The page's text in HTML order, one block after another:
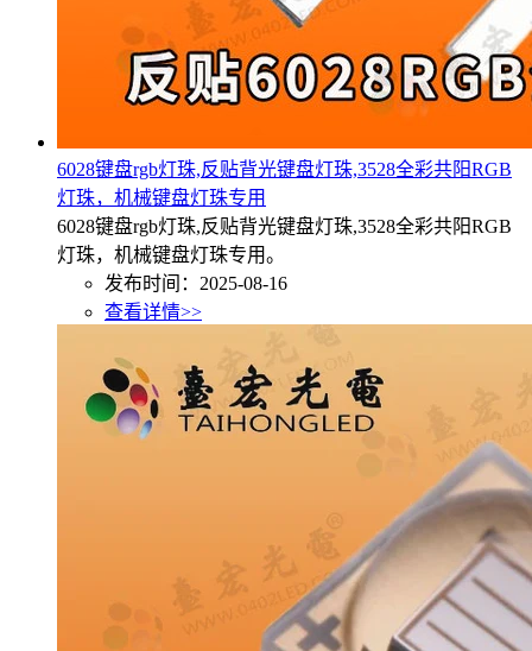
6028键盘rgb灯珠,反贴背光键盘灯珠,3528全彩共阳RGB
灯珠，机械键盘灯珠专用
6028键盘rgb灯珠,反贴背光键盘灯珠,3528全彩共阳RGB
灯珠，机械键盘灯珠专用。
发布时间：2025-08-16
查看详情>>